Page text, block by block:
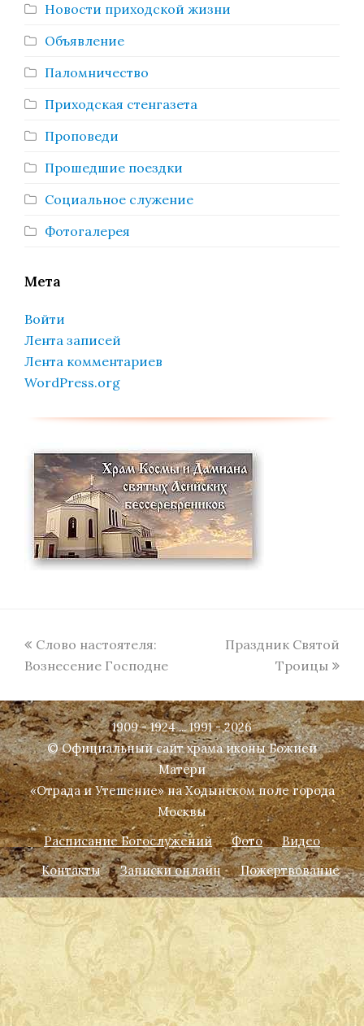
Новости приходской жизни
Объявление
Паломничество
Приходская стенгазета
Проповеди
Прошедшие поездки
Социальное служение
Фотогалерея
Мета
Войти
Лента записей
Лента комментариев
WordPress.org
previous
post:
Слово настоятеля:
Вознесение Господне
next
Праздник Святой
Троицы
1909 - 1924 ... 1991 - 2026
© Официальный сайт храма иконы Божией
Матери
«Отрада и Утешение» на Ходынском поле города
Москвы
Расписание Богослужений
Фото
Видео
Контакты
Записки онлайн Пожертвование